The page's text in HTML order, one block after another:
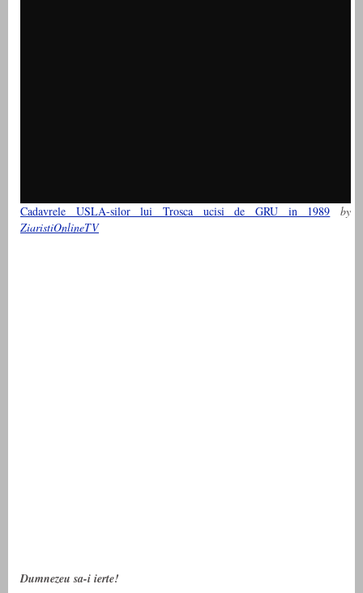
Cadavrele USLA-silor lui Trosca ucisi de GRU in 1989
by
ZiaristiOnlineTV
Dumnezeu sa-i ierte!